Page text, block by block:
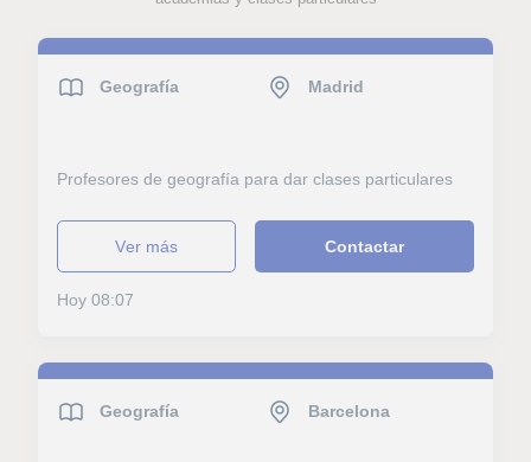
Geografía Madrid
Profesores de geografía para dar clases particulares
ver más Contactar
Hoy 08:07
Geografía Barcelona